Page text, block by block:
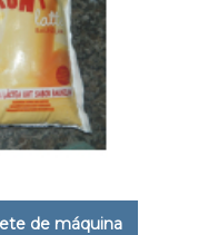
de máquina